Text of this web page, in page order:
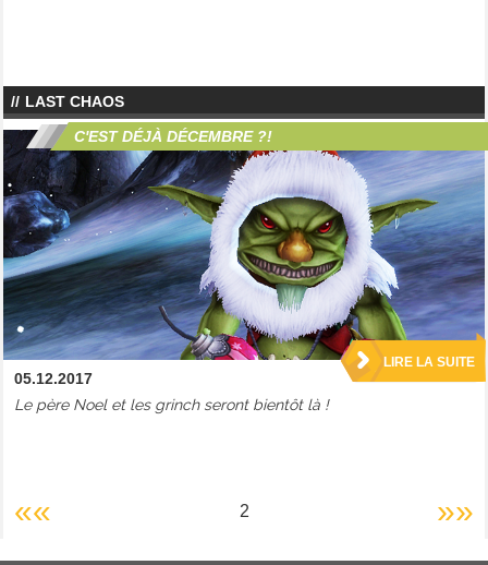
LAST CHAOS
C'EST DÉJÀ DÉCEMBRE ?!
05.12.2017
Le père Noel et les grinch seront bientôt là !
LIRE LA SUITE
«« 2 »»